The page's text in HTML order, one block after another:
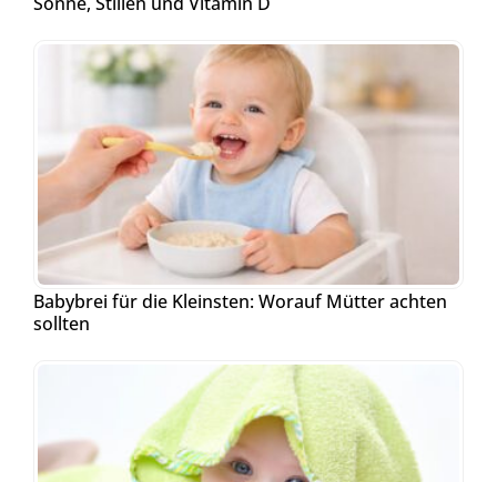
Babybrei für die Kleinsten: Worauf Mütter achten
sollten